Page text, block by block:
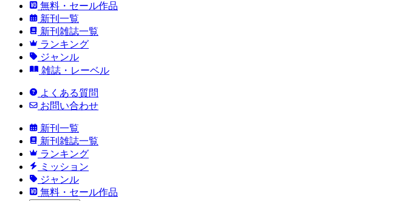
無料・セール作品
新刊一覧
新刊雑誌一覧
ランキング
ジャンル
雑誌・レーベル
よくある質問
お問い合わせ
新刊一覧
新刊雑誌一覧
ランキング
ミッション
ジャンル
無料・セール作品